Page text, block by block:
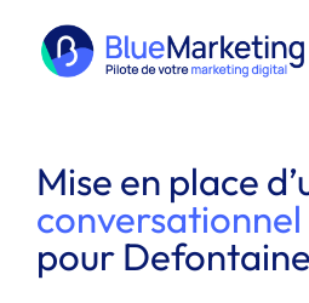
contenu
Formations
Externalisation
Mise en place
pour